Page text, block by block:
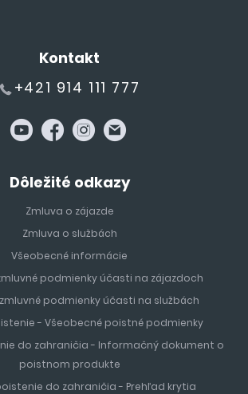
Kontakt
+421 914 111 777
Dôležité odkazy
Zmluva o zájazde
Zmluva o službách
Všeobecné informácie
podmienky účasti na zájazdoch
podmienky účasti na službách
- Všeobecné poistné podmienky
do zahraničia - Informačný dokument o
poistnom produkte
do zahraničia - Prehľad krytia